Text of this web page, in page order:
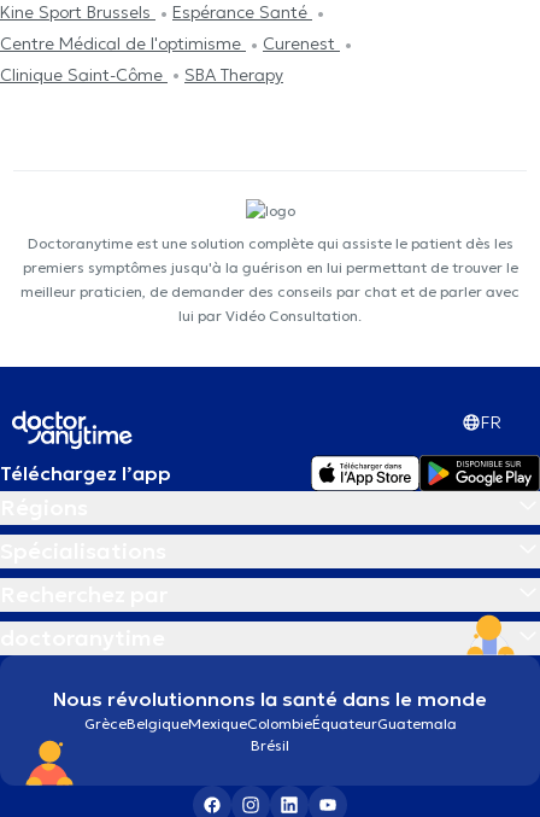
Kine Sport Brussels
Espérance Santé
Centre Médical de l'optimisme
Curenest
Clinique Saint-Côme
SBA Therapy
Doctoranytime est une solution complète qui assiste le patient dès les
premiers symptômes jusqu'à la guérison en lui permettant de trouver le
meilleur praticien, de demander des conseils par chat et de parler avec
lui par Vidéo Consultation.
FR
Téléchargez l’app
Nous révolutionnons la santé dans le monde
GrèceBelgiqueMexiqueColombieÉquateurGuatemala
Brésil